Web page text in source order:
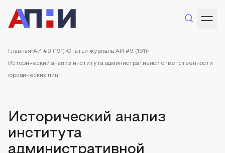
Главная АИ #9 (191) Статьи журнала АИ #9 (191)
Исторический анализ института административной ответственности
юридических лиц
Исторический анализ
института
административной